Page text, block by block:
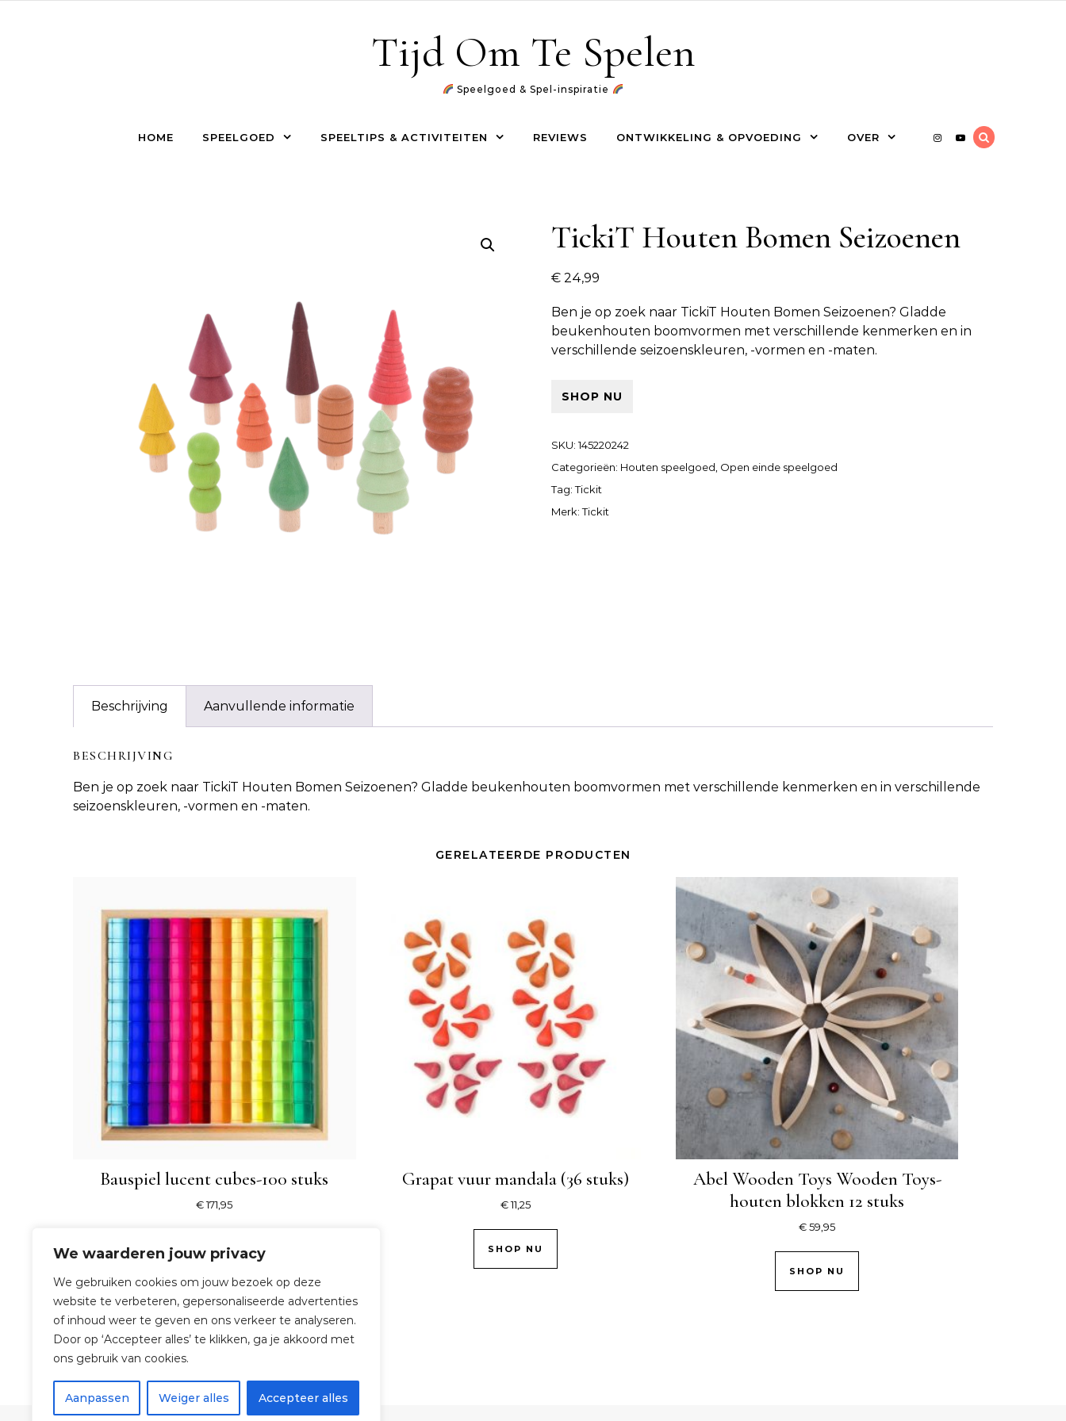
We waarderen jouw privacy
We gebruiken cookies om jouw bezoek op deze
website te verbeteren, gepersonaliseerde advertenties
of inhoud weer te geven en ons verkeer te analyseren.
Door op ‘Accepteer alles’ te klikken, ga je akkoord met
ons gebruik van cookies.
Aanpassen Weiger alles Accepteer alles
Tijd Om Te Spelen
Speelgoed & Spel-inspiratie
HOME SPEELGOED SPEELTIPS & ACTIVITEITEN REVIEWS ONTWIKKELING & OPVOEDING OVER
TickiT Houten Bomen Seizoenen
€ 24,99
Ben je op zoek naar TickiT Houten Bomen Seizoenen? Gladde
beukenhouten boomvormen met verschillende kenmerken en in
verschillende seizoenskleuren, -vormen en -maten.
SHOP NU
SKU:145220242
Categorieën: Houten speelgoed Open einde speelgoed
Tag:Tickit
Merk:Tickit
Beschrijving Aanvullende informatie
BESCHRIJVING
Ben je op zoek naar TickiT Houten Bomen Seizoenen? Gladde beukenhouten boomvormen met verschillende kenmerken en in verschillende
seizoenskleuren, -vormen en -maten.
GERELATEERDE PRODUCTEN
Bauspiel lucent cubes-100 stuks
€171,95
SHOP NU
Grapat vuur mandala (36 stuks)
€11,25
SHOP NU
Abel Wooden Toys Wooden Toys-
houten blokken 12 stuks
€59,95
SHOP NU